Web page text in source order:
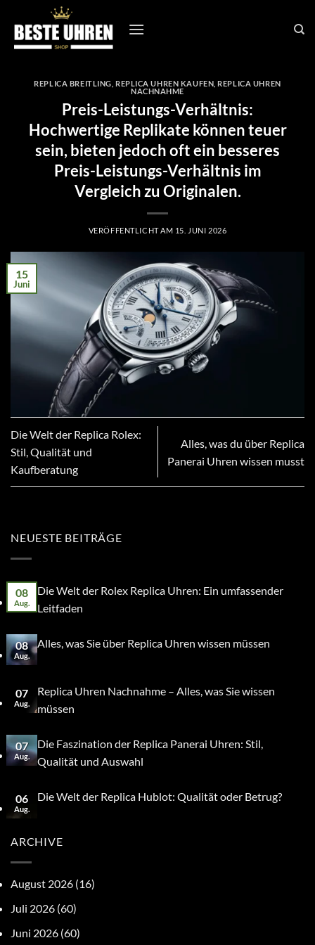
Inhalt
springen
REPLICA BREITLING ,REPLICA UHREN KAUFEN ,REPLICA UHREN
NACHNAHME
Preis-Leistungs-Verhältnis:
Hochwertige Replikate können teuer
sein, bieten jedoch oft ein besseres
Preis-Leistungs-Verhältnis im
Vergleich zu Originalen.
VERÖFFENTLICHT AM 15. JUNI 2026
15
Juni
Die Welt der Replica Rolex:
Stil, Qualität und
Kaufberatung
Alles, was du über Replica
Panerai Uhren wissen musst
NEUESTE BEITRÄGE
08
Aug.
Die Welt der Rolex Replica Uhren: Ein umfassender
Leitfaden
08
Aug.
Alles, was Sie über Replica Uhren wissen müssen
07
Aug.
Replica Uhren Nachnahme – Alles, was Sie wissen
müssen
07
Aug.
Die Faszination der Replica Panerai Uhren: Stil,
Qualität und Auswahl
06
Aug.
Die Welt der Replica Hublot: Qualität oder Betrug?
ARCHIVE
August 2026 (16)
Juli 2026 (60)
Juni 2026 (60)